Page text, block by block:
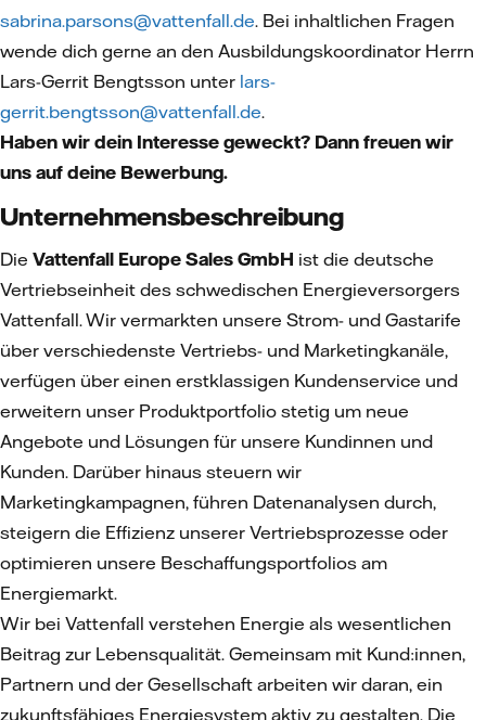
sabrina.parsons@vattenfall.de. Bei inhaltlichen Fragen
wende dich gerne an den Ausbildungskoordinator Herrn
Lars-Gerrit Bengtsson unter lars-
gerrit.bengtsson@vattenfall.de.
Haben wir dein Interesse geweckt? Dann freuen wir
uns auf deine Bewerbung.
Unternehmensbeschreibung
Die Vattenfall Europe Sales GmbH ist die deutsche
Vertriebseinheit des schwedischen Energieversorgers
Vattenfall. Wir vermarkten unsere Strom- und Gastarife
über verschiedenste Vertriebs- und Marketingkanäle,
verfügen über einen erstklassigen Kundenservice und
erweitern unser Produktportfolio stetig um neue
Angebote und Lösungen für unsere Kundinnen und
Kunden. Darüber hinaus steuern wir
Marketingkampagnen, führen Datenanalysen durch,
steigern die Effizienz unserer Vertriebsprozesse oder
optimieren unsere Beschaffungsportfolios am
Energiemarkt.
Wir bei Vattenfall verstehen Energie als wesentlichen
Beitrag zur Lebensqualität. Gemeinsam mit Kund:innen,
Partnern und der Gesellschaft arbeiten wir daran, ein
zukunftsfähiges Energiesystem aktiv zu gestalten. Die